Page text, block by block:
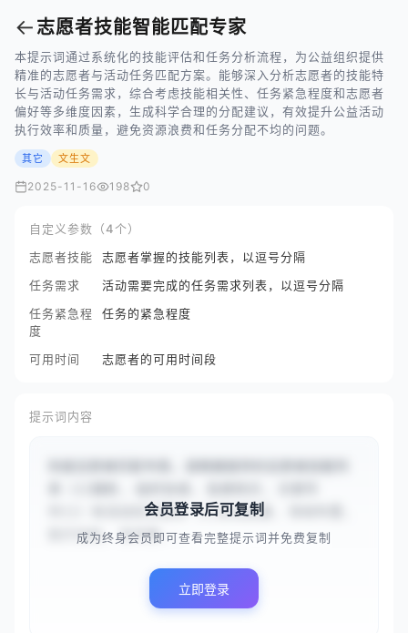
← 志愿者技能智能匹配专家
本提示词通过系统化的技能评估和任务分析流程，为公益组织提供
精准的志愿者与活动任务匹配方案。能够深入分析志愿者的技能特
长与活动任务需求，综合考虑技能相关性、任务紧急程度和志愿者
偏好等多维度因素，生成科学合理的分配建议，有效提升公益活动
执行效率和质量，避免资源浪费和任务分配不均的问题。
其它 文生文
2025-11-16 198 0
自定义参数（4个）
志愿者技能
志愿者掌握的技能列表，以逗号分隔
任务需求
活动需要完成的任务需求列表，以逗号分隔
任务紧急程
度
任务的紧急程度
可用时间 志愿者的可用时间段
提示词内容
作}}）和活动任务需求（{{活动拍摄, 场地布置,
医疗协助, 宣传稿...
会员登录后可复制
成为终身会员即可查看完整提示词并免费复制
立即登录